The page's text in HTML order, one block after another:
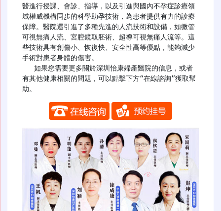
醫進行授課、會診、指導，以及引進與國內不孕症診療領
域權威機構同步的科學助孕技術，為患者提供有力的診療
保障。醫院還引進了多種先進的人流技術和設備，如微管
可視無痛人流、宮腔鏡取胚術、超導可視無痛人流等。這
些技術具有創傷小、恢復快、安全性高等優點，能夠減少
手術對患者身體的傷害。
有其他健康相關的問題，可以點擊下方“在線諮詢”獲取幫
助。